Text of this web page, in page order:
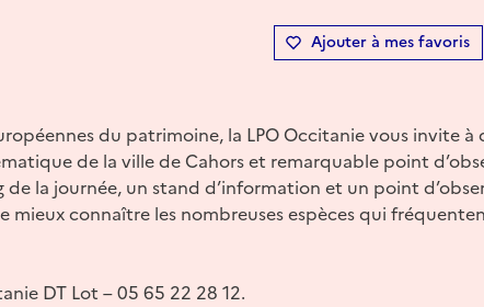
Ajouter à mes favoris
du patrimoine, la LPO Occitanie vous invite
de la ville de Cahors et remarquable point
de la journée, un stand d’information et un point
mieux connaître les nombreuses espèces qui
DT Lot – 05 65 22 28 12.